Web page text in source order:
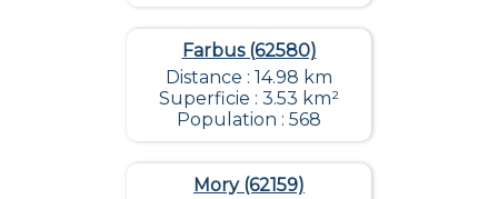
Farbus (62580)
Distance : 14.98 km
Superficie : 3.53 km²
Population : 568
Mory (62159)